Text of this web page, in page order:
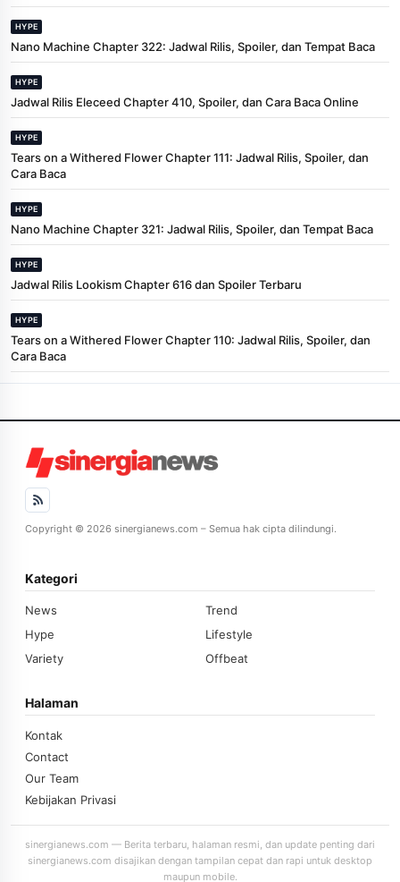
HYPE
Nano Machine Chapter 322: Jadwal Rilis, Spoiler, dan Tempat Baca
HYPE
Jadwal Rilis Eleceed Chapter 410, Spoiler, dan Cara Baca Online
HYPE
Tears on a Withered Flower Chapter 111: Jadwal Rilis, Spoiler, dan
Cara Baca
HYPE
Nano Machine Chapter 321: Jadwal Rilis, Spoiler, dan Tempat Baca
HYPE
Jadwal Rilis Lookism Chapter 616 dan Spoiler Terbaru
HYPE
Tears on a Withered Flower Chapter 110: Jadwal Rilis, Spoiler, dan
Cara Baca
Copyright © 2026 sinergianews.com – Semua hak cipta dilindungi.
Kategori
News
Trend
Hype
Lifestyle
Variety
Offbeat
Halaman
Kontak
Contact
Our Team
Kebijakan Privasi
sinergianews.com — Berita terbaru, halaman resmi, dan update penting dari
sinergianews.com disajikan dengan tampilan cepat dan rapi untuk desktop
maupun mobile.